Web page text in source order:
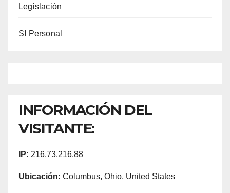
Legislación
SI Personal
INFORMACIÓN DEL
VISITANTE:
IP: 216.73.216.88
Ubicación: Columbus, Ohio, United States